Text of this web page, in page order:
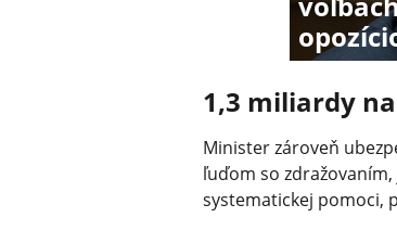
1,3 miliardy
Minister zároveň
ľuďom so
systematickej pomoci,